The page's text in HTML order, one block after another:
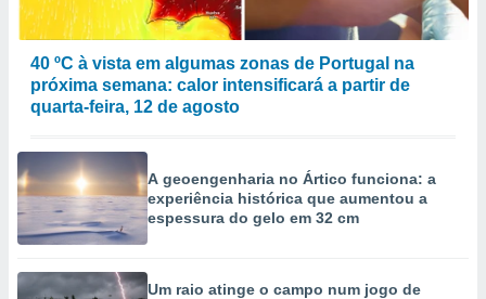
40 ºC à vista em algumas zonas de Portugal na
próxima semana: calor intensificará a partir de
quarta-feira, 12 de agosto
A geoengenharia no Ártico funciona: a
experiência histórica que aumentou a
espessura do gelo em 32 cm
Um raio atinge o campo num jogo de